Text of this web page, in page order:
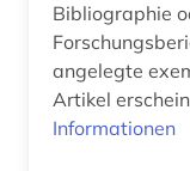
phöniker (1)
phönikien (1)
plato (2)
Bibliographie
angelegte
Artikel
Informationen